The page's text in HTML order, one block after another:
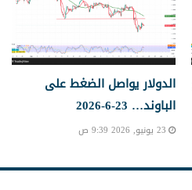
الدولار يواصل الضغط على
الباوند… 23-6-2026
23 يونيو, 2026 9:39 ص